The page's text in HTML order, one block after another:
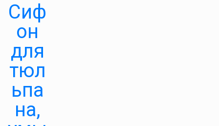
Сиф
он
для
тюл
ьпа
на,